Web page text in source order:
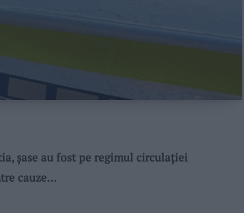
șase au fost pe regimul circulației
cauze…